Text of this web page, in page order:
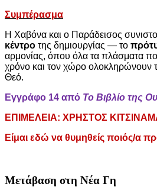
Συμπέρασμα
Η Χαβόνα και ο Παράδεισος
κέντρο της δημιουργίας — το
αρμονίας, όπου όλα τα πλάσματα
χρόνο και τον χώρο ολοκληρώνουν
Θεό.
Εγγράφο 14 από Το Βιβλίο της
ΕΠΙΜΕΛΕΙΑ: ΧΡΗΣΤΟΣ
Είμαι εδώ να θυμηθείς ποιός/α
Μετάβαση στη Νέα Γη